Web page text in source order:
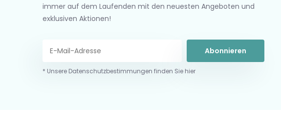
immer auf dem Laufenden mit den neuesten Angeboten und
exklusiven Aktionen!
Abonnieren
* Unsere Datenschutzbestimmungen finden Sie hier